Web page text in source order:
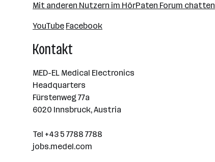
Mit anderen Nutzern im HörPaten Forum chatten
YouTube Facebook
Kontakt
MED-EL Medical Electronics
Headquarters
Fürstenweg 77a
6020 Innsbruck, Austria
Tel +43 5 7788 7788
jobs.medel.com